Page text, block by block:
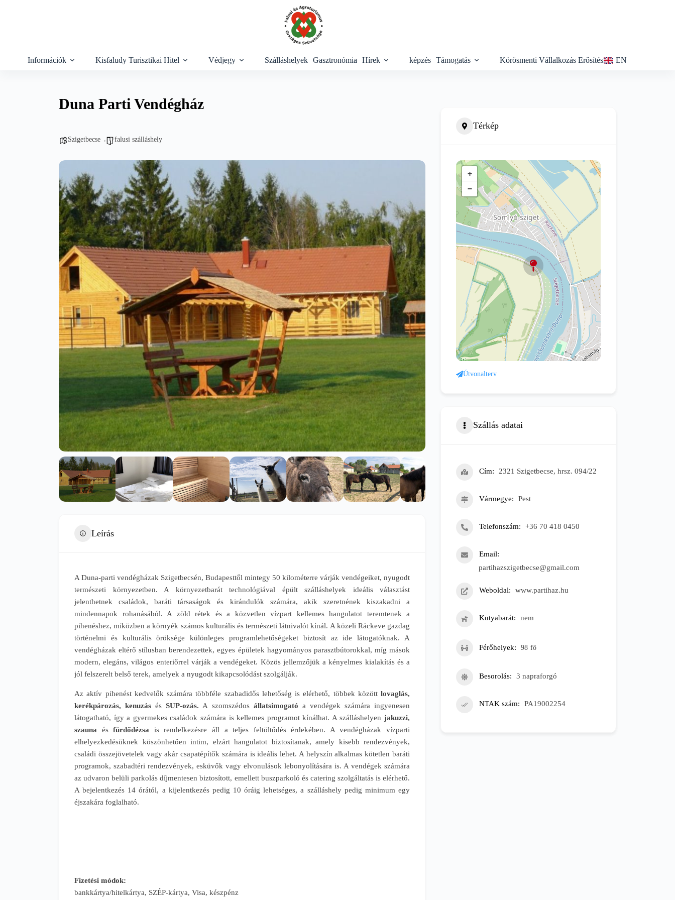
Információk Kisfaludy Turisztikai Hitel Védjegy Szálláshelyek Gasztronómia Hírek képzés Támogatás Körösmenti Vállalkozás Erősítés EN
Duna Parti Vendégház
Szigetbecse falusi szálláshely
Leírás
A Duna-parti vendégházak Szigetbecsén, Budapesttől mintegy 50 kilométerre várják vendégeiket, nyugodt
természeti környezetben. A környezetbarát technológiával épült szálláshelyek ideális választást
jelenthetnek családok, baráti társaságok és kirándulók számára, akik szeretnének kiszakadni a
mindennapok rohanásából. A zöld rétek és a közvetlen vízpart kellemes hangulatot teremtenek a
pihenéshez, miközben a környék számos kulturális és természeti látnivalót kínál. A közeli Ráckeve gazdag
történelmi és kulturális öröksége különleges programlehetőségeket biztosít az ide látogatóknak. A
vendégházak eltérő stílusban berendezettek, egyes épületek hagyományos parasztbútorokkal, míg mások
modern, elegáns, világos enteriőrrel várják a vendégeket. Közös jellemzőjük a kényelmes kialakítás és a
jól felszerelt belső terek, amelyek a nyugodt kikapcsolódást szolgálják.
Az aktív pihenést kedvelők számára többféle szabadidős lehetőség is elérhető, többek között lovaglás,
kerékpározás, kenuzásés SUP-ozás. A szomszédos állatsimogató a vendégek számára ingyenesen
látogatható, így a gyermekes családok számára is kellemes programot kínálhat. A szálláshelyen jakuzzi,
szauna ésfürdődézsa is rendelkezésre áll a teljes feltöltődés érdekében. A vendégházak vízparti
elhelyezkedésüknek köszönhetően intim, elzárt hangulatot biztosítanak, amely kisebb rendezvények,
családi összejövetelek vagy akár csapatépítők számára is ideális lehet. A helyszín alkalmas kötetlen baráti
programok, szabadtéri rendezvények, esküvők vagy elvonulások lebonyolítására is. A vendégek számára
az udvaron belüli parkolás díjmentesen biztosított, emellett buszparkoló és catering szolgáltatás is elérhető.
A bejelentkezés 14 órától, a kijelentkezés pedig 10 óráig lehetséges, a szálláshely pedig minimum egy
éjszakára foglalható.
Fizetési módok:
bankkártya/hitelkártya, SZÉP-kártya, Visa, készpénz
Térkép
+
−
Útvonalterv
Szállás adatai
Cím 2321 Szigetbecse, hrsz. 094/22
Vármegye Pest
Telefonszám +36 70 418 0450
Email
partihazszigetbecse@gmail.com
Weboldal www.partihaz.hu
Kutyabarát nem
Férőhelyek 98 fő
Besorolás 3 napraforgó
NTAK szám PA19002254